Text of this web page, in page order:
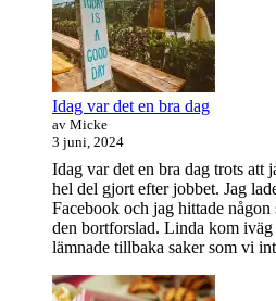
Idag var det en bra dag
av Micke
3 juni, 2024
Idag var det en bra dag trots att
hel del gjort efter jobbet. Jag
Facebook och jag hittade
den bortforslad. Linda kom
lämnade tillbaka saker som vi